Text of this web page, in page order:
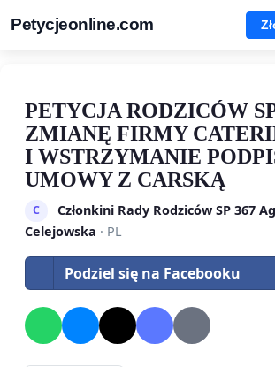
Petycjeonline.com
PETYCJA RODZICÓW
ZMIANĘ FIRMY
I WSTRZYMANIE
UMOWY Z CARSKĄ
C
Członkini Rady Rodziców SP 367
Celejowska · PL
Podziel się na Facebooku